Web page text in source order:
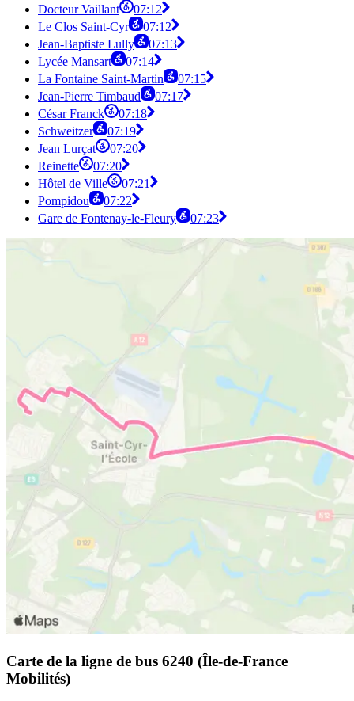
Docteur Vaillant
07:12
Le Clos Saint-Cyr
07:12
Jean-Baptiste Lully
07:13
Lycée Mansart
07:14
La Fontaine Saint-Martin
07:15
Jean-Pierre Timbaud
07:17
César Franck
07:18
Schweitzer
07:19
Jean Lurçat
07:20
Reinette
07:20
Hôtel de Ville
07:21
Pompidou
07:22
Gare de Fontenay-le-Fleury
07:23
Carte de la ligne de bus 6240 (Île-de-France
Mobilités)